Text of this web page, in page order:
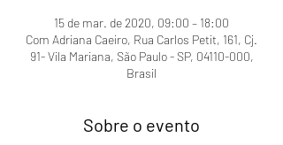
15 de mar. de 2020, 09:00 – 18:00
Com Adriana Caeiro, Rua Carlos Petit, 161, Cj.
91- Vila Mariana, São Paulo - SP, 04110-000,
Brasil
Sobre o evento